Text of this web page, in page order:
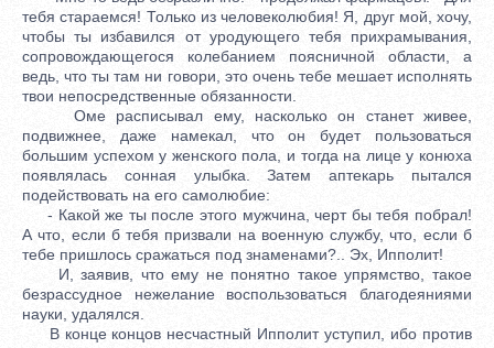
тебя стараемся! Только из человеколюбия! Я, друг мой, хочу,
чтобы ты избавился от уродующего тебя прихрамывания,
сопровождающегося колебанием поясничной области, а
ведь, что ты там ни говори, это очень тебе мешает исполнять
твои непосредственные обязанности.
Оме расписывал ему, насколько он станет живее,
подвижнее, даже намекал, что он будет пользоваться
большим успехом у женского пола, и тогда на лице у конюха
появлялась сонная улыбка. Затем аптекарь пытался
подействовать на его самолюбие:
- Какой же ты после этого мужчина, черт бы тебя побрал!
А что, если б тебя призвали на военную службу, что, если б
тебе пришлось сражаться под знаменами?.. Эх, Ипполит!
И, заявив, что ему не понятно такое упрямство, такое
безрассудное нежелание воспользоваться благодеяниями
науки, удалялся.
В конце концов несчастный Ипполит уступил, ибо против